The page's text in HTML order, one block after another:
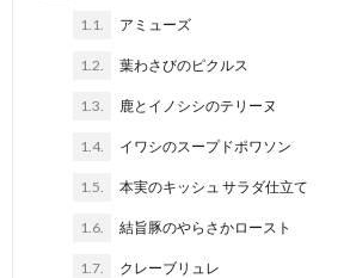
1.1. アミューズ
1.2. 葉わさびのピクルス
1.3. 鹿とイノシシのテリーヌ
1.4. イワシのスープドポワソン
1.5. 本実のキッシュ サラダ仕立て
1.6. 結旨豚のやらさかロースト
1.7. クレーブリュレ